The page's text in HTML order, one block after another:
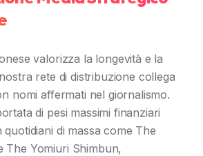
valorizza la longevità e la
rete di distribuzione collega
nomi affermati nel giornalismo.
di pesi massimi finanziari
di massa come The
The Yomiuri Shimbun,